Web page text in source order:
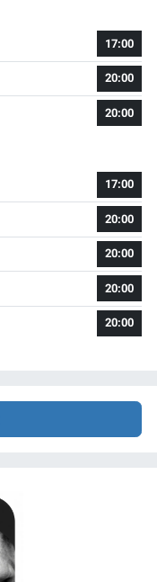
17:00
20:00
20:00
17:00
20:00
20:00
20:00
20:00